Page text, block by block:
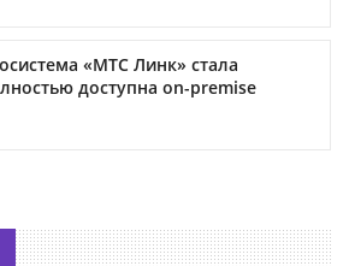
«МТС Линк» стала
доступна on-premise